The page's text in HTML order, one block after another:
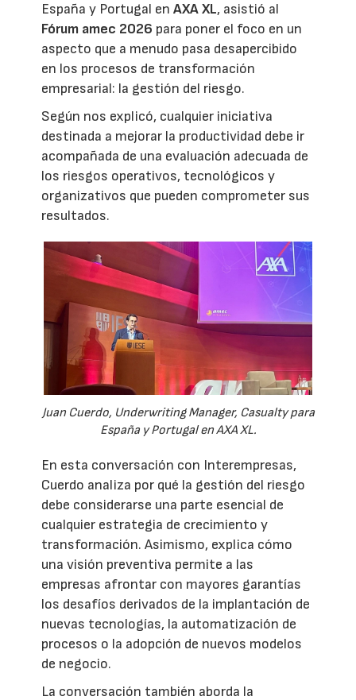
España y Portugal enAXA XL, asistió al
Fórum amec 2026 para poner el foco en un
aspecto que a menudo pasa desapercibido
en los procesos de transformación
empresarial: la gestión del riesgo.
Según nos explicó, cualquier iniciativa
destinada a mejorar la productividad debe ir
acompañada de una evaluación adecuada de
los riesgos operativos, tecnológicos y
organizativos que pueden comprometer sus
resultados.
Juan Cuerdo, Underwriting Manager, Casualty para
España y Portugal en AXA XL.
En esta conversación con Interempresas,
Cuerdo analiza por qué la gestión del riesgo
debe considerarse una parte esencial de
cualquier estrategia de crecimiento y
transformación. Asimismo, explica cómo
una visión preventiva permite a las
empresas afrontar con mayores garantías
los desafíos derivados de la implantación de
nuevas tecnologías, la automatización de
procesos o la adopción de nuevos modelos
de negocio.
La conversación también aborda la